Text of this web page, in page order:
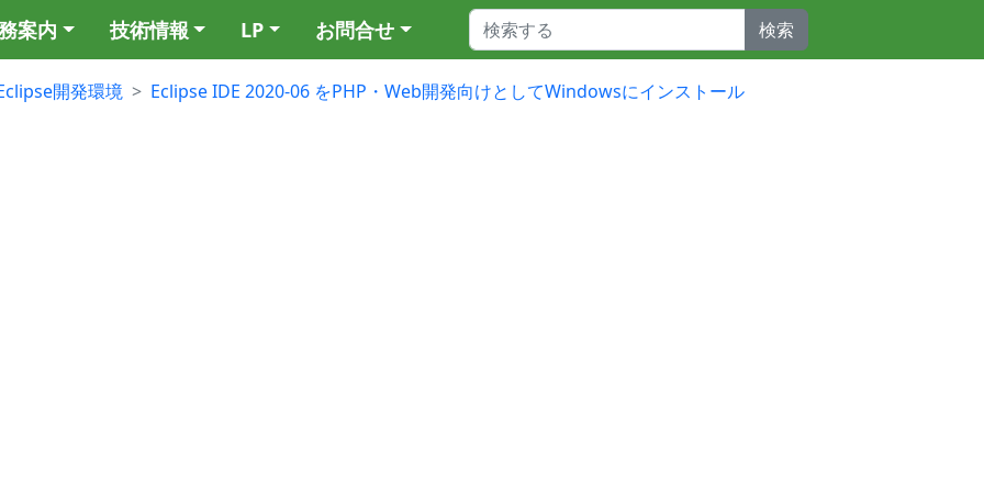
案内 技術情報 LP お問合せ 検索
開発環境 Eclipse IDE 2020-06 をPHP・Web開発向けとしてWindowsにインストール